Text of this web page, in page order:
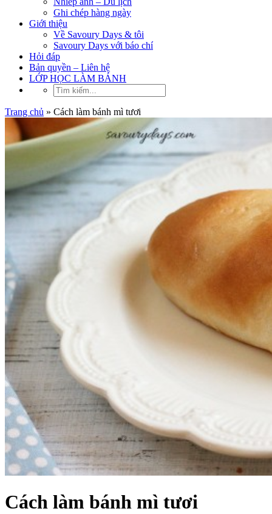
Ghi chép hàng ngày
Giới thiệu
Về Savoury Days & tôi
Savoury Days với báo chí
Hỏi đáp
Bản quyền – Liên hệ
LỚP HỌC LÀM BÁNH
Trang chủ » Cách làm bánh mì tươi
Cách làm bánh mì tươi